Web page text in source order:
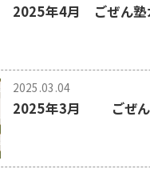
2025年4月 ごぜん塾
2025.03.04
2025年3月 ごぜん